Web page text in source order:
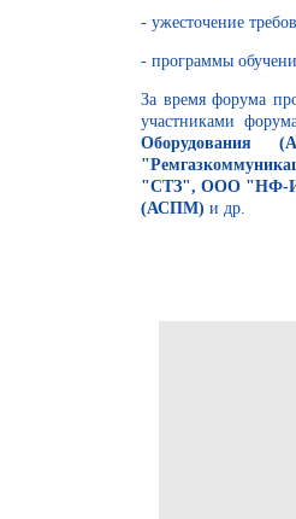
- ужесточение
- программы
За время форума
участниками
"СТЗ", ООО "НФ-
(АСПМ) и др.